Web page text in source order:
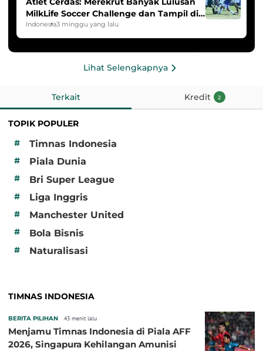
MilkLife Soccer Challenge dan Tampil di
HYDROPLUS Soccer League
Indonesia3 minggu yang lalu
Lihat Selengkapnya
Terkait Kredit 2
TOPIK POPULER
#
Timnas Indonesia
# Piala Dunia
# Bri Super League
# Liga Inggris
# Manchester United
# Bola Bisnis
# Naturalisasi
TIMNAS INDONESIA
BERITA PILIHAN 43 menit lalu
Menjamu Timnas Indonesia di Piala AFF
2026, Singapura Kehilangan Amunisi